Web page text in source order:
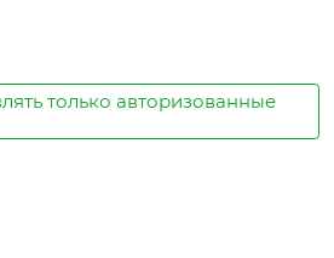
только авторизованные